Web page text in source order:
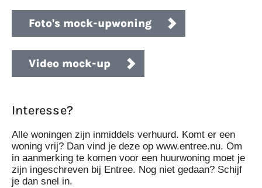
Foto's mock-upwoning
Video mock-up
Interesse?
Alle woningen zijn inmiddels verhuurd. Komt er een
woning vrij? Dan vind je deze op www.entree.nu. Om
in aanmerking te komen voor een huurwoning moet je
zijn ingeschreven bij Entree. Nog niet gedaan? Schijf
je dan snel in.